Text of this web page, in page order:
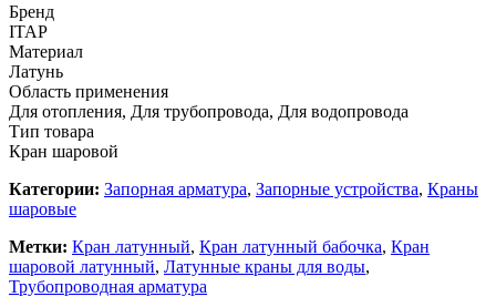
Бренд
ITAP
Материал
Латунь
Область применения
Для отопления, Для трубопровода, Для водопровода
Тип товара
Кран шаровой
Категории: Запорная арматура, Запорные устройства, Краны
шаровые
Метки: Кран латунный, Кран латунный бабочка, Кран
шаровой латунный, Латунные краны для воды,
Трубопроводная арматура